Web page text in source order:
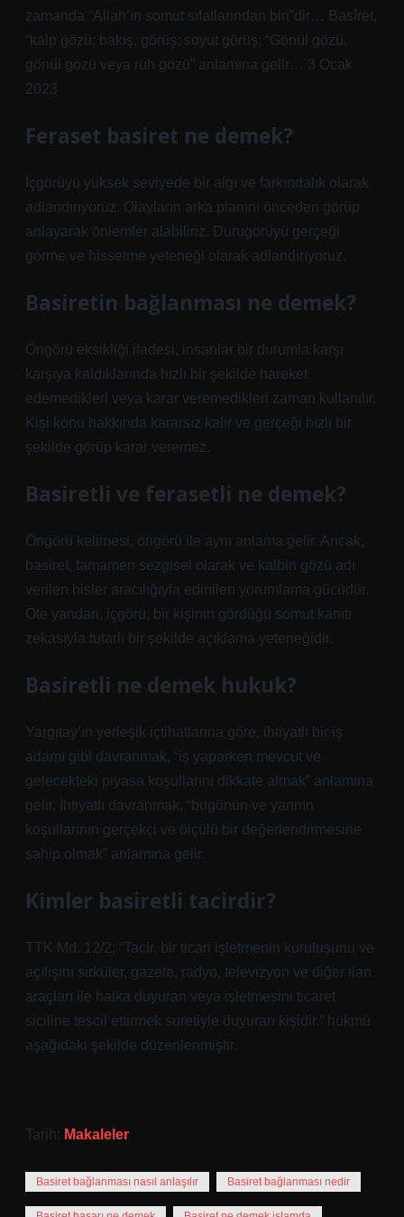
zamanda “Allah’ın somut sıfatlarından biri”dir… Basîret,
“kalp gözü; bakış, görüş; soyut görüş; “Gönül gözü,
gönül gözü veya ruh gözü” anlamına gelir… 3 Ocak
2023
Feraset basiret ne demek?
İçgörüyü yüksek seviyede bir algı ve farkındalık olarak
adlandırıyoruz. Olayların arka planını önceden görüp
anlayarak önlemler alabiliriz. Durugörüyü gerçeği
görme ve hissetme yeteneği olarak adlandırıyoruz.
Basiretin bağlanması ne demek?
Öngörü eksikliği ifadesi, insanlar bir durumla karşı
karşıya kaldıklarında hızlı bir şekilde hareket
edemedikleri veya karar veremedikleri zaman kullanılır.
Kişi konu hakkında kararsız kalır ve gerçeği hızlı bir
şekilde görüp karar veremez.
Basiretli ve ferasetli ne demek?
Öngörü kelimesi, öngörü ile aynı anlama gelir. Ancak,
basiret, tamamen sezgisel olarak ve kalbin gözü adı
verilen hisler aracılığıyla edinilen yorumlama gücüdür.
Öte yandan, içgörü, bir kişinin gördüğü somut kanıtı
zekasıyla tutarlı bir şekilde açıklama yeteneğidir.
Basiretli ne demek hukuk?
Yargıtay’ın yerleşik içtihatlarına göre, ihtiyatlı bir iş
adamı gibi davranmak, “iş yaparken mevcut ve
gelecekteki piyasa koşullarını dikkate almak” anlamına
gelir. İhtiyatlı davranmak, “bugünün ve yarının
koşullarının gerçekçi ve ölçülü bir değerlendirmesine
sahip olmak” anlamına gelir.
Kimler basiretli tacirdir?
TTK Md. 12/2; “Tacir, bir ticari işletmenin kuruluşunu ve
açılışını sirküler, gazete, radyo, televizyon ve diğer ilan
araçları ile halka duyuran veya işletmesini ticaret
siciline tescil ettirmek suretiyle duyuran kişidir.” hükmü
aşağıdaki şekilde düzenlenmiştir.
Tarih: Makaleler
Basiret bağlanması nasıl anlaşılır Basiret bağlanması nedir